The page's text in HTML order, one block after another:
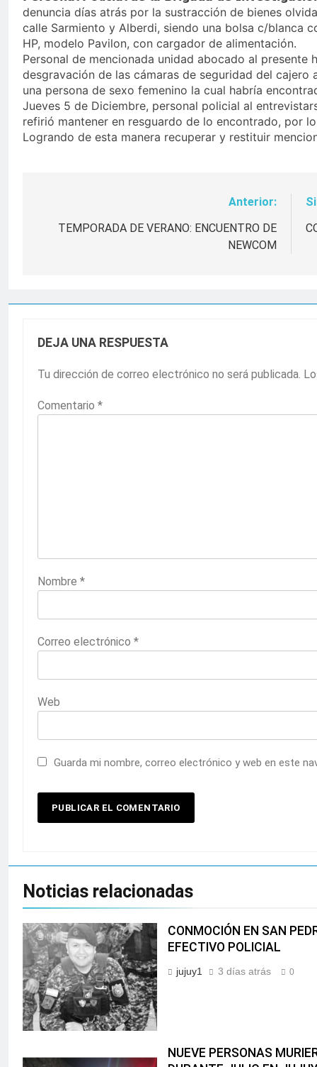
denuncia días atrás por la sustracción de bienes
calle Sarmiento y Alberdi, siendo una bolsa c/blanca
HP, modelo Pavilon, con cargador de alimentación.
Personal de mencionada unidad abocado al
desgravación de las cámaras de seguridad del
una persona de sexo femenino la cual habría
Jueves 5 de Diciembre, personal policial al
refirió mantener en resguardo de lo encontrado, por
Logrando de esta manera recuperar y restituir
Anterior:
TEMPORADA DE VERANO: ENCUENTRO DE
NEWCOM
DEJA UNA RESPUESTA
Tu dirección de correo electrónico no será publicada.
Comentario *
Nombre *
Correo electrónico *
Web
Guarda mi nombre, correo electrónico y web en este
Noticias relacionadas
CONMOCIÓN EN SAN
EFECTIVO POLICIAL
jujuy1 3 días atrás 0
NUEVE PERSONAS